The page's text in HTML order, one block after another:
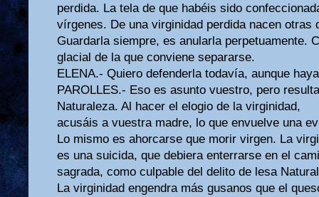
perdida. La tela de que habéis sido
vírgenes. De una virginidad perdida nacen otras
Guardarla siempre, es anularla perpetuamente.
glacial de la que conviene separarse.
ELENA.- Quiero defenderla todavía, aunque
PAROLLES.- Eso es asunto vuestro, pero
Naturaleza. Al hacer el elogio de la virginidad,
acusáis a vuestra madre, lo que envuelve una
Lo mismo es ahorcarse que morir virgen. La
es una suicida, que debiera enterrarse en el
sagrada, como culpable del delito de lesa
La virginidad engendra más gusanos que el